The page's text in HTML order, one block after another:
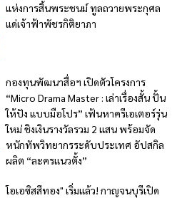
แห่งการสิ้นพระชนม์ ทูลถวายพระกุศล
แด่เจ้าฟ้าพัชรกิติยาภา
กองทุนพัฒนาสื่อฯ เปิดตัวโครงการ
“Micro Drama Master : เล่าเรื่องสั้น ปั้น
ให้ปัง แบบมือโปร” เฟ้นหาครีเอเตอร์รุ่น
ใหม่ ชิงเงินรางวัลรวม 2 แสน พร้อมจัด
หนักทัพวิทยากรระดับประเทศ อัปสกิล
ผลิต “ละครแนวตั้ง”
โอเอซิสสีทอง" เริ่มแล้ว! กาญจนบุรีเปิด